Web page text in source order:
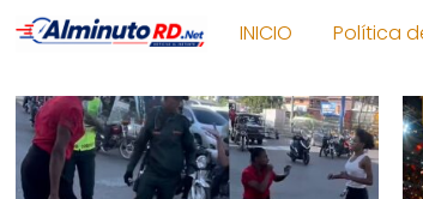
INICIO Política